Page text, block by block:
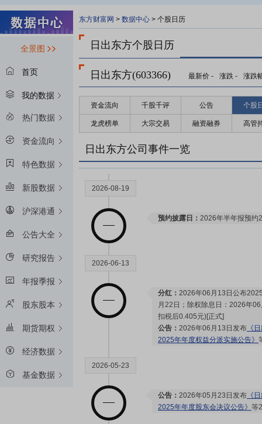
全景图
首页
我的数据
热门数据
资金流向
特色数据
新股数据
沪深港通
公告大全
研究报告
年报季报
股东股本
期货期权
经济数据
基金数据
东方财富网 > 数据中心 > 个股日历
日出东方个股日历
日出东方(603366) 最新价 - 涨跌 - 涨跌
资金流向 千股千评 公告 个股
龙虎榜单 大宗交易 融资融券 高管
日出东方公司事件一览
2026-08-19
预约披露日： 2026年半年报预约
2026-06-13
分红： 2026年06月13日公布
月22日；除权除息日：2026年
扣税后0.405元)[正式]
公告： 2026年06月13日发布 《
2025年年度权益分派实施公告》
2026-05-23
公告： 2026年05月23日发布 《
2025年年度股东会决议公告》 等